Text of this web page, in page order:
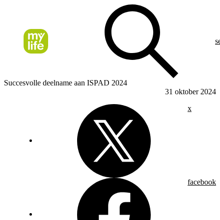
Succesvolle deelname aan ISPAD 2024
31 oktober 2024
x
facebook